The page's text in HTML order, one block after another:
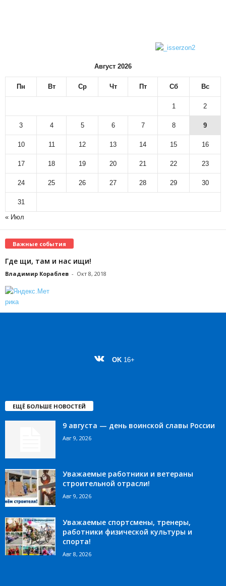
Август 2026
Пн Вт Ср Чт Пт Сб Вс
1 2
3 4 5 6 7 8 9
10 11 12 13 14 15 16
17 18 19 20 21 22 23
24 25 26 27 28 29 30
31
« Июл
Важные события
Где щи, там и нас ищи!
Владимир Кораблев - Окт 8, 2018
OK 16+
ЕЩЁ БОЛЬШЕ НОВОСТЕЙ
9 августа — день воинской славы России
Авг 9, 2026
Уважаемые работники и ветераны
строительной отрасли!
Авг 9, 2026
Уважаемые спортсмены, тренеры,
работники физической культуры и
спорта!
Авг 8, 2026